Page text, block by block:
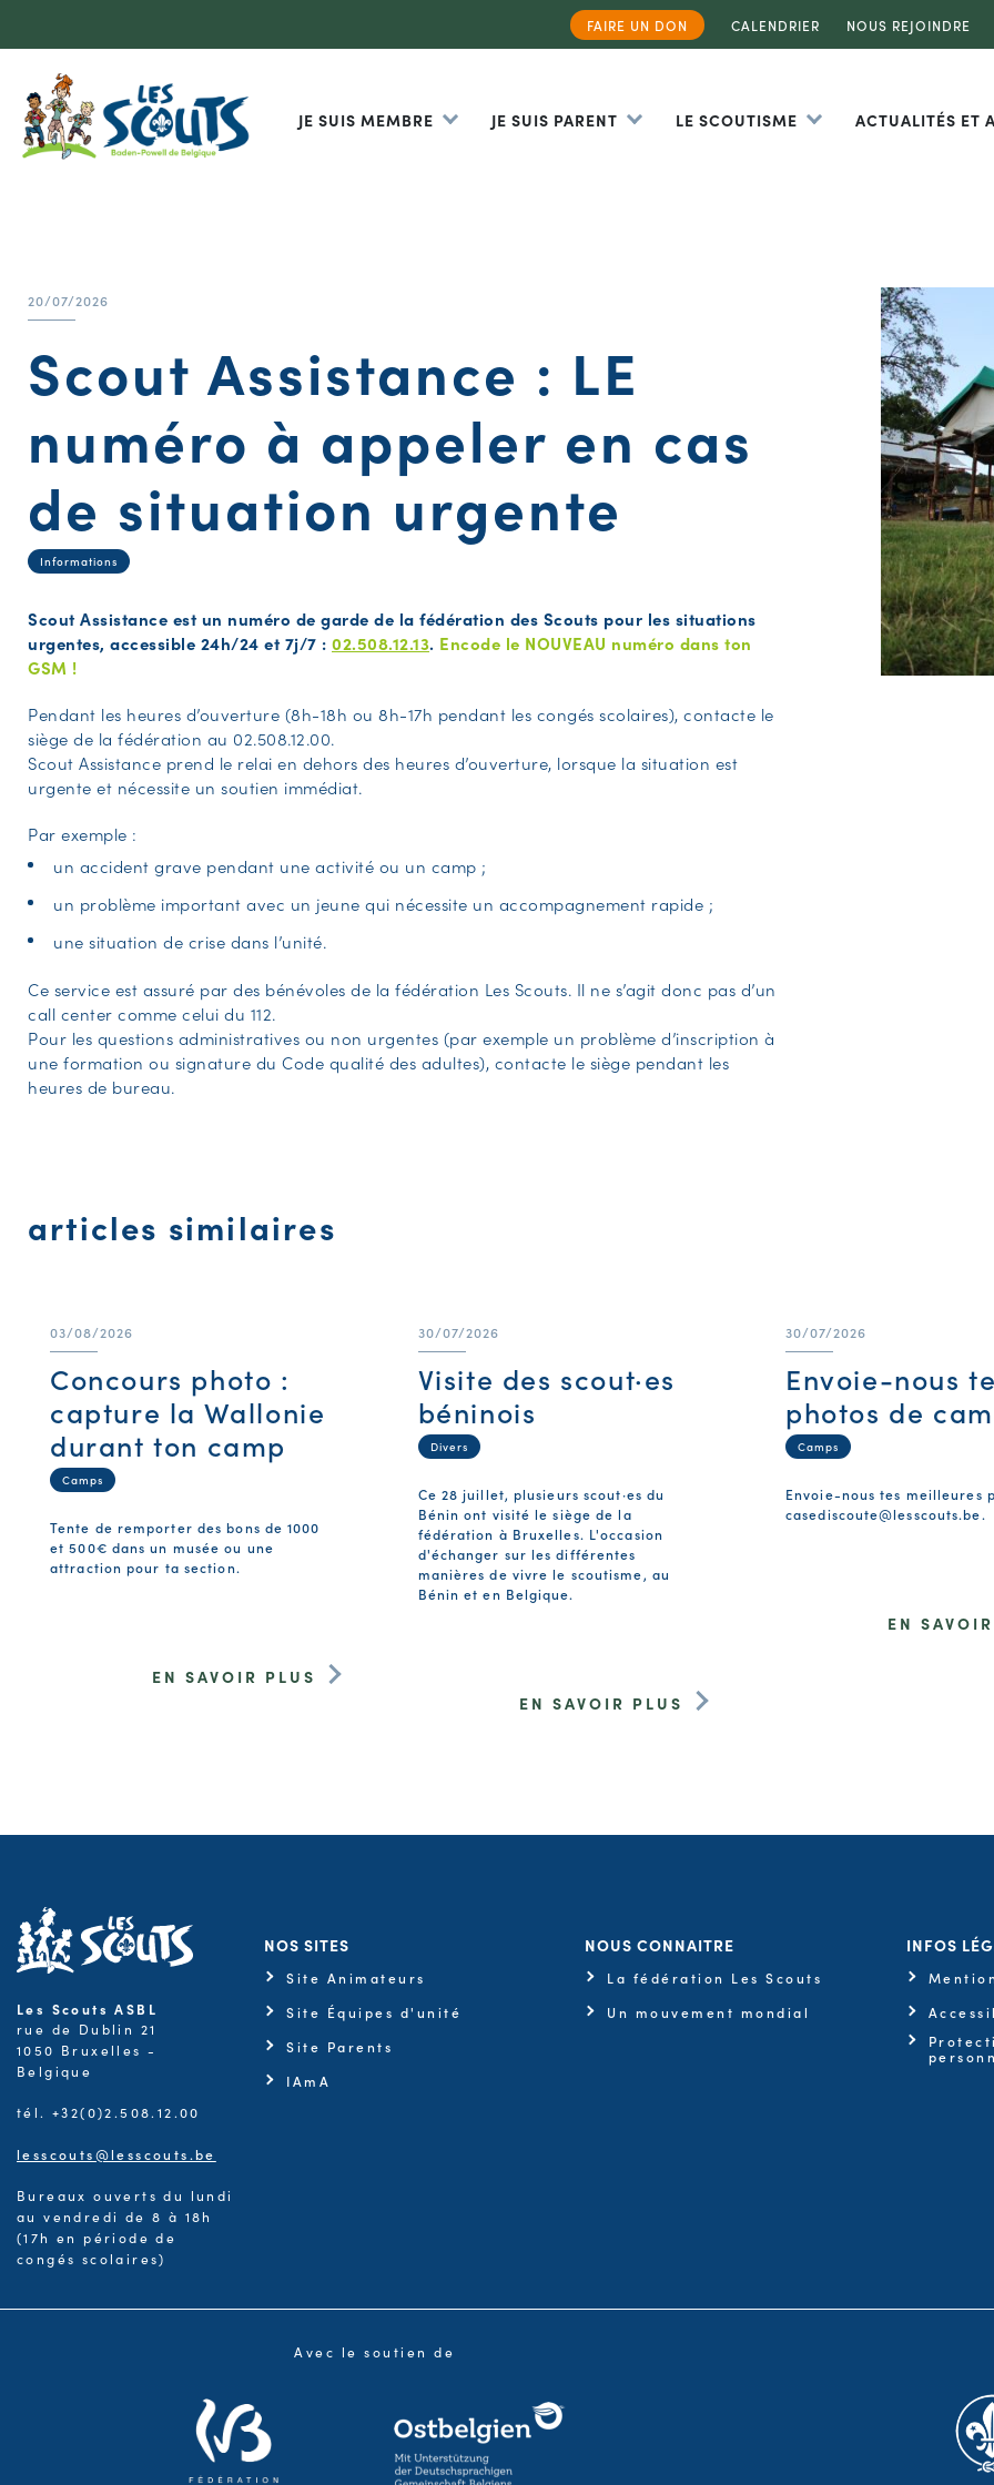
FAIRE UN DON CALENDRIER NOUS REJOINDRE
JE SUIS MEMBRE JE SUIS PARENT LE SCOUTISME ACTUALITÉS ET
20/07/2026
Scout Assistance : LE
numéro à appeler en cas
de situation urgente
Informations
Scout Assistance est un numéro de garde de la fédération des Scouts pour les situations
urgentes, accessible 24h/24 et 7j/7 : 02.508.12.13. Encode le NOUVEAU numéro dans ton
GSM !
Pendant les heures d’ouverture (8h-18h ou 8h-17h pendant les congés scolaires), contacte le
siège de la fédération au 02.508.12.00.
Scout Assistance prend le relai en dehors des heures d’ouverture, lorsque la situation est
urgente et nécessite un soutien immédiat.
Par exemple :
un accident grave pendant une activité ou un camp ;
un problème important avec un jeune qui nécessite un accompagnement rapide ;
une situation de crise dans l’unité.
Ce service est assuré par des bénévoles de la fédération Les Scouts. Il ne s’agit donc pas d’un
call center comme celui du 112.
Pour les questions administratives ou non urgentes (par exemple un problème d’inscription à
une formation ou signature du Code qualité des adultes), contacte le siège pendant les
heures de bureau.
articles similaires
03/08/2026
Concours photo :
capture la Wallonie
durant ton camp
Camps
Tente de remporter des bons de 1000
et 500€ dans un musée ou une
attraction pour ta section.
EN SAVOIR PLUS
30/07/2026
Visite des scout·es
béninois
Divers
Ce 28 juillet, plusieurs scout·es du
Bénin ont visité le siège de la
fédération à Bruxelles. L'occasion
d'échanger sur les différentes
manières de vivre le scoutisme, au
Bénin et en Belgique.
EN SAVOIR PLUS
30/07/2026
Envoie-nous
photos de
Camps
Envoie-nous tes meilleures
casediscoute@lesscouts.be.
EN
Les Scouts ASBL
rue de Dublin 21
1050 Bruxelles -
Belgique
tél. +32(0)2.508.12.00
lesscouts@lesscouts.be
Bureaux ouverts du lundi
au vendredi de 8 à 18h
(17h en période de
congés scolaires)
NOS SITES
Site Animateurs
Site Équipes d'unité
Site Parents
IAmA
NOUS CONNAITRE
La fédération Les Scouts
Un mouvement mondial
INFOS
Avec le soutien de